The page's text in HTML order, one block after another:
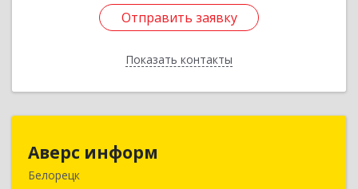
Отправить заявку
Показать контакты
Отправить заявку
Назад
Аверс информ
Белорецк
453500, Башкортостан Респ, Белорецкий р-н,